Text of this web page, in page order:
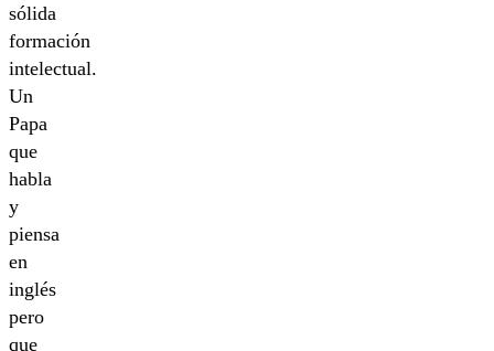
sólida
formación
intelectual.
Un
Papa
que
habla
y
piensa
en
inglés
pero
que